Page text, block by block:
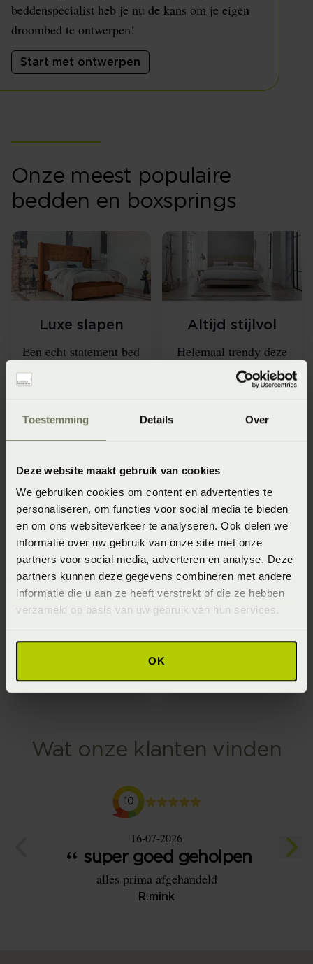
Toestemming Details Over
Deze website maakt gebruik van cookies
We gebruiken cookies om content en advertenties te
personaliseren, om functies voor social media te bieden
en om ons websiteverkeer te analyseren. Ook delen we
informatie over uw gebruik van onze site met onze
partners voor social media, adverteren en analyse. Deze
partners kunnen deze gegevens combineren met andere
informatie die u aan ze heeft verstrekt of die ze hebben
verzameld op basis van uw gebruik van hun services.
OK
beddenspecialist heb je nu de kans om je eigen
droombed te ontwerpen!
Start met ontwerpen
Onze meest populaire
bedden en boxsprings
Luxe slapen
Een echt statement bed
LeDorm
Altijd stijlvol
Helemaal trendy deze
beige boxspring van
Beddelicious.
Beddelicious
Stoer bed
Deze boxspring van
SLP is bekleed met
imitatieleer en zorgt
voor een stoere look.
Mooi hout
Dit houten ledikant van
Hasena is éen van de
vele mooie modellen
van dit Zwitserse merk.
Wat onze klanten vinden
10
16-07-2026
super goed geholpen
alles prima afgehandeld
R.mink